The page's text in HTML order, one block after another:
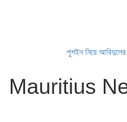
পুশইন নিয়ে আবিদুলের
Mauritius